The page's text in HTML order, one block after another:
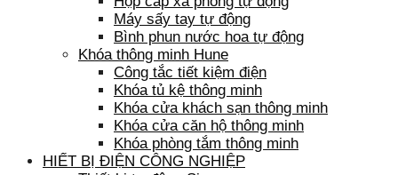
Máy sấy tay tự động
Bình phun nước hoa tự động
Khóa thông minh Hune
Công tắc tiết kiệm điện
Khóa tủ kệ thông minh
Khóa cửa khách sạn thông minh
Khóa cửa căn hộ thông minh
Khóa phòng tắm thông minh
HIẾT BỊ ĐIỆN CÔNG NGHIỆP